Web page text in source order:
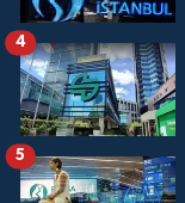
4
5